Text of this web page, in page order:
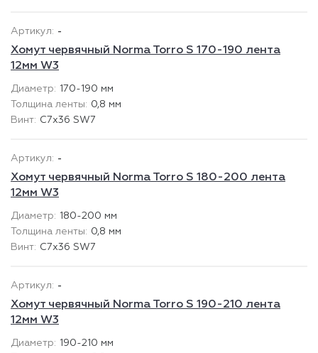
-
Хомут червячный Norma Torro S 170-190 лента
12мм W3
170-190 мм
0,8 мм
C7x36 SW7
-
Хомут червячный Norma Torro S 180-200 лента
12мм W3
180-200 мм
0,8 мм
C7x36 SW7
-
Хомут червячный Norma Torro S 190-210 лента
12мм W3
190-210 мм